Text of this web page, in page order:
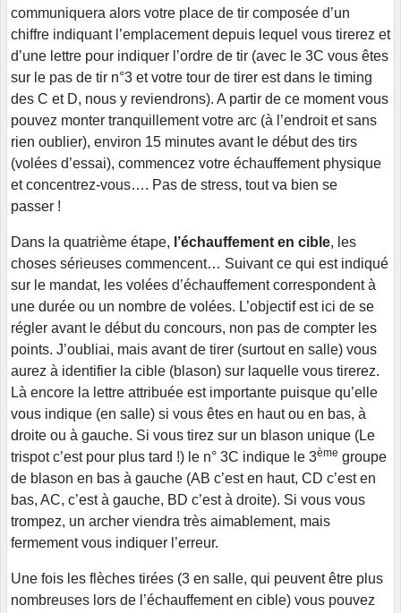
communiquera alors votre place de tir composée d’un
chiffre indiquant l’emplacement depuis lequel vous tirerez et
d’une lettre pour indiquer l’ordre de tir (avec le 3C vous êtes
sur le pas de tir n°3 et votre tour de tirer est dans le timing
des C et D, nous y reviendrons). A partir de ce moment vous
pouvez monter tranquillement votre arc (à l’endroit et sans
rien oublier), environ 15 minutes avant le début des tirs
(volées d’essai), commencez votre échauffement physique
et concentrez-vous…. Pas de stress, tout va bien se
passer !
Dans la quatrième étape, l’échauffement en cible, les
choses sérieuses commencent… Suivant ce qui est indiqué
sur le mandat, les volées d’échauffement correspondent à
une durée ou un nombre de volées. L’objectif est ici de se
régler avant le début du concours, non pas de compter les
points. J’oubliai, mais avant de tirer (surtout en salle) vous
aurez à identifier la cible (blason) sur laquelle vous tirerez.
Là encore la lettre attribuée est importante puisque qu’elle
vous indique (en salle) si vous êtes en haut ou en bas, à
droite ou à gauche. Si vous tirez sur un blason unique (Le
trispot c’est pour plus tard !) le n° 3C indique le 3ème groupe
de blason en bas à gauche (AB c’est en haut, CD c’est en
bas, AC, c’est à gauche, BD c’est à droite). Si vous vous
trompez, un archer viendra très aimablement, mais
fermement vous indiquer l’erreur.
Une fois les flèches tirées (3 en salle, qui peuvent être plus
nombreuses lors de l’échauffement en cible) vous pouvez